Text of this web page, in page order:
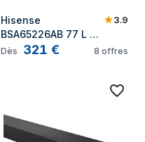
Hisense
BSA65226AB 77 L
3500 W A Noir
3.9
Dès 321 € 8 offres